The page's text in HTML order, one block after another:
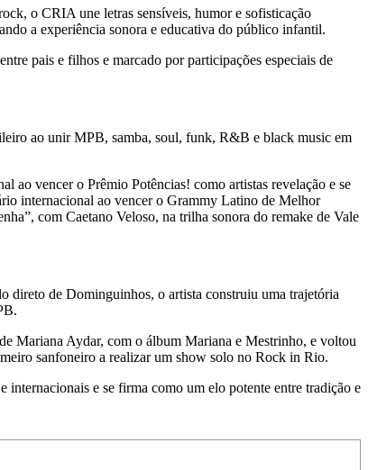
o CRIA une letras sensíveis, humor e sofisticação
a experiência sonora e educativa do público infantil.
pais e filhos e marcado por participações especiais de
ao unir MPB, samba, soul, funk, R&B e black music em
ao vencer o Prêmio Potências! como artistas revelação e se
internacional ao vencer o Grammy Latino de Melhor
com Caetano Veloso, na trilha sonora do remake de Vale
direto de Dominguinhos, o artista construiu uma trajetória
Mariana Aydar, com o álbum Mariana e Mestrinho, e voltou
sanfoneiro a realizar um show solo no Rock in Rio.
e se firma como um elo potente entre tradição e